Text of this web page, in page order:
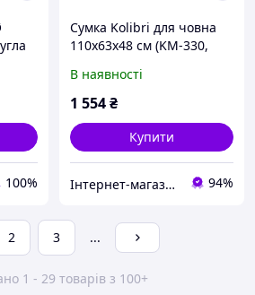
100%
Сумка Kolibri для човна
110х63х48 см (KM-330,
КМ-360D, KM-330DSL, KM-
360DSL) темно-сірий
В наявності
1 554₴
Купити
Інтернет-магазин рибальських товарів "Планета рибалки" 94%
2 3 ...
1 - 29 товарів з 100+